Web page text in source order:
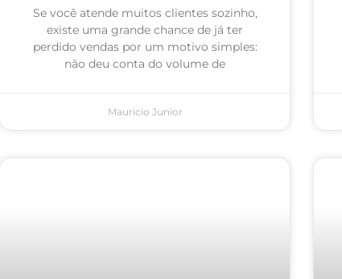
Se você atende muitos clientes sozinho,
existe uma grande chance de já ter
perdido vendas por um motivo simples:
não deu conta do volume de
Mauricio Junior